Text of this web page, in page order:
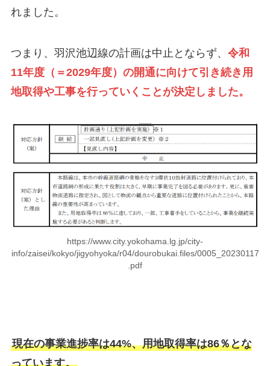
れました。
つまり、羽沢池辺線の計画は中止とならず、 令和
11年度（＝2029年度）の開通に向けて引き続き用
地取得や工事を行っていくことが決定しました。
https://www.city.yokohama.lg.jp/city-
info/zaisei/kokyo/jigyohyoka/r04/dourobukai.files/0005_20230117
.pdf
現在の事業進捗率は44%、用地取得率は86％とな
っています。